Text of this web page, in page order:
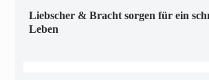
Liebscher & Bracht sorgen für ein
Leben